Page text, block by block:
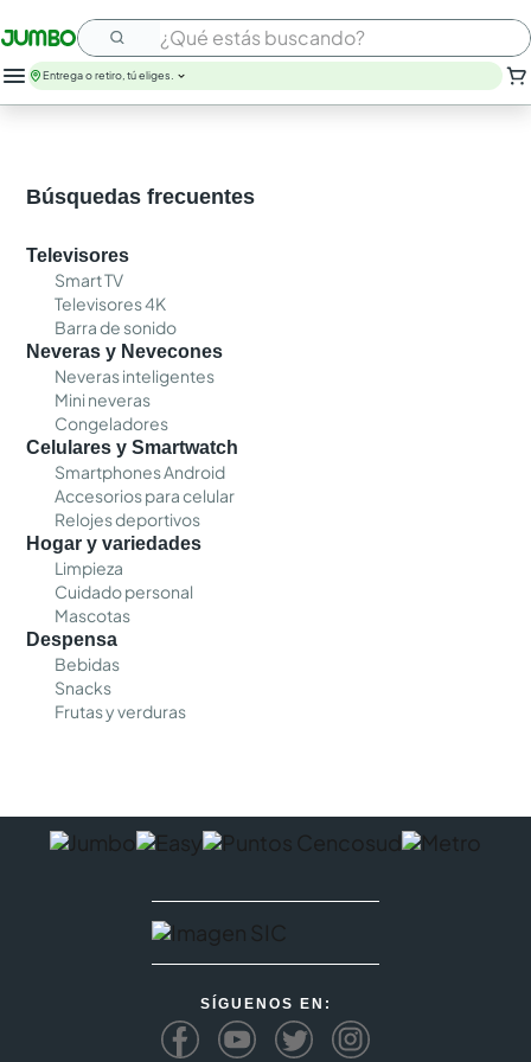
¿Qué estás buscando?
Entrega o retiro, tú eliges.
Búsquedas frecuentes
Televisores
Smart TV
Televisores 4K
Barra de sonido
Neveras y Nevecones
Neveras inteligentes
Mini neveras
Congeladores
Celulares y Smartwatch
Smartphones Android
Accesorios para celular
Relojes deportivos
Hogar y variedades
Limpieza
Cuidado personal
Mascotas
Despensa
Bebidas
Snacks
Frutas y verduras
SÍGUENOS EN: